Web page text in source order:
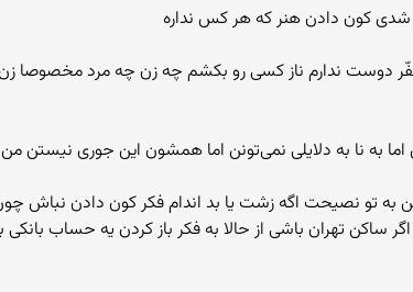
دوست ندارم ناز کسی‌ رو بکشم چه زن چه مرد مخصوصا
به تو نصیحت اگه زشت یا بد اندام فکر کون دادن
تهران باشی‌ از حالا به فکر باز کردن یه حساب